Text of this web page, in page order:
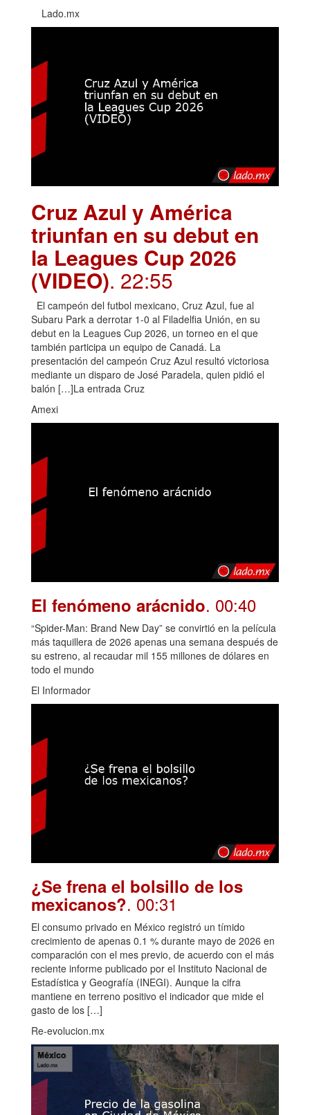
Lado.mx
Cruz Azul y América
triunfan en su debut en
la Leagues Cup 2026
(VIDEO). 22:55
El campeón del futbol mexicano, Cruz Azul, fue al
Subaru Park a derrotar 1-0 al Filadelfia Unión, en su
debut en la Leagues Cup 2026, un torneo en el que
también participa un equipo de Canadá. La
presentación del campeón Cruz Azul resultó victoriosa
mediante un disparo de José Paradela, quien pidió el
balón […]La entrada Cruz
Amexi
El fenómeno arácnido. 00:40
“Spider-Man: Brand New Day” se convirtió en la película
más taquillera de 2026 apenas una semana después de
su estreno, al recaudar mil 155 millones de dólares en
todo el mundo
El Informador
¿Se frena el bolsillo de los
mexicanos?. 00:31
El consumo privado en México registró un tímido
crecimiento de apenas 0.1 % durante mayo de 2026 en
comparación con el mes previo, de acuerdo con el más
reciente informe publicado por el Instituto Nacional de
Estadística y Geografía (INEGI). Aunque la cifra
mantiene en terreno positivo el indicador que mide el
gasto de los […]
Re-evolucion.mx